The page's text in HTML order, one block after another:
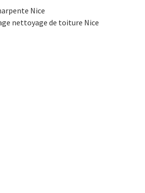
Nice
nettoyage de toiture Nice